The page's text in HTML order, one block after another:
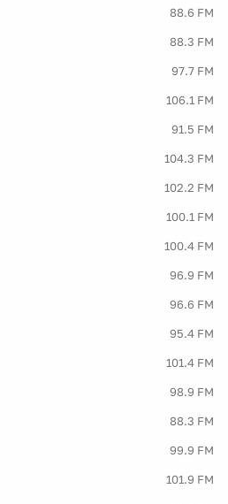
88.6 FM
88.3 FM
97.7 FM
106.1 FM
91.5 FM
104.3 FM
102.2 FM
100.1 FM
100.4 FM
96.9 FM
96.6 FM
95.4 FM
101.4 FM
98.9 FM
88.3 FM
99.9 FM
101.9 FM